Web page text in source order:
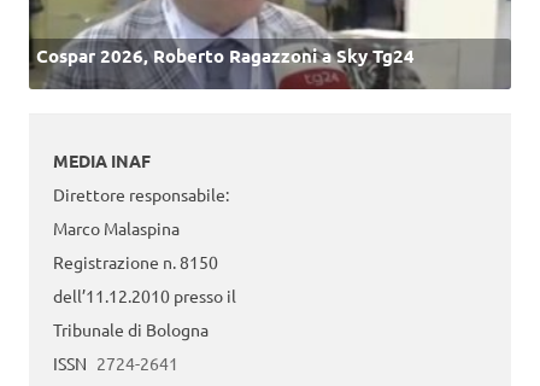
Cospar 2026, Roberto Ragazzoni a Sky Tg24
MEDIA INAF
Direttore responsabile:
Marco Malaspina
Registrazione n. 8150
dell’11.12.2010 presso il
Tribunale di Bologna
ISSN 2724-2641